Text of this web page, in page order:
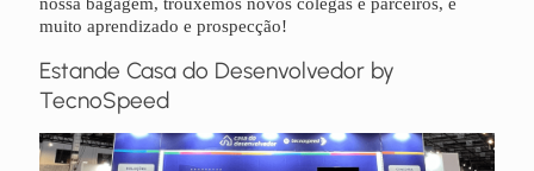
muito aprendizado e prospecção!
Estande Casa do Desenvolvedor by
TecnoSpeed